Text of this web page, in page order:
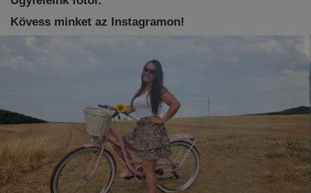
Kövess minket az Instagramon!